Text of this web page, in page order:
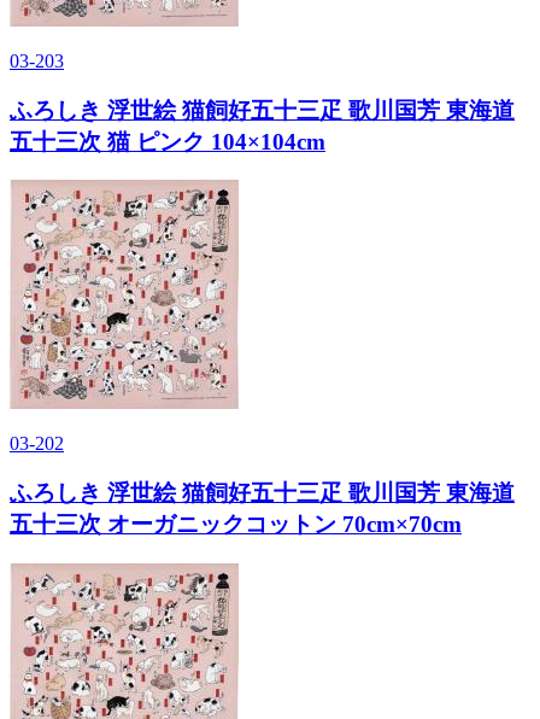
03-203
ふろしき 浮世絵 猫飼好五十三疋 歌川国芳 東海道
五十三次 猫 ピンク 104×104cm
03-202
ふろしき 浮世絵 猫飼好五十三疋 歌川国芳 東海道
五十三次 オーガニックコットン 70cm×70cm